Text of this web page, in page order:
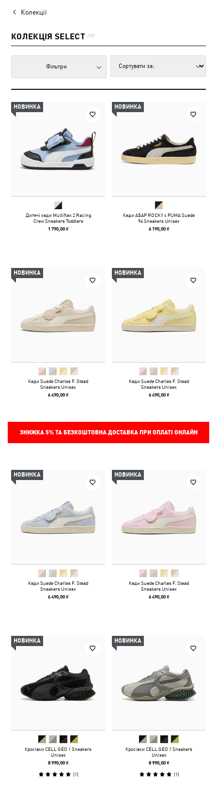
Колекції
КОЛЕКЦІЯ SELECT 259
Фільтри
НОВИНКА
Дитячі кеди Multiflex 2 Racing
Crew Sneakers Toddlers
1 790,00 ₴
НОВИНКА
Кеди A$AP ROCKY x PUMA Suede
94 Sneakers Unisex
6 190,00 ₴
НОВИНКА
Кеди Suede Charles F. Stead
Sneakers Unisex
6 490,00 ₴
НОВИНКА
Кеди Suede Charles F. Stead
Sneakers Unisex
6 490,00 ₴
ЗНИЖКА 5%ТА БЕЗКОШТОВНА ДОСТАВКА ПРИ ОПЛАТІ ОНЛАЙН
НОВИНКА
Кеди Suede Charles F. Stead
Sneakers Unisex
6 490,00 ₴
НОВИНКА
Кеди Suede Charles F. Stead
Sneakers Unisex
6 490,00 ₴
НОВИНКА
Кросівки CELL GEO 1 Sneakers
Unisex
8 990,00 ₴
(1)
НОВИНКА
Кросівки CELL GEO 1 Sneakers
Unisex
8 990,00 ₴
(1)